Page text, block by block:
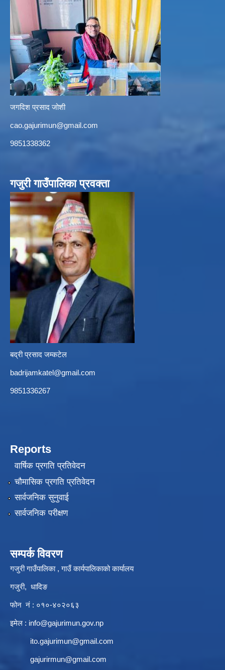
जगदिश प्रसाद जोशी
cao.gajurimun@gmail.com
9851338362
गजुरी गाउँपालिका प्रवक्ता
बद्री प्रसाद जम्कटेल
badrijamkatel@gmail.com
9851336267
Reports
वार्षिक प्रगति प्रतिवेदन
चौमासिक प्रगति प्रतिवेदन
सार्वजनिक सुनुवाई
सार्वजनिक परीक्षण
सम्पर्क विवरण
गजुरी गाउँपालिका , गाउँ कार्यपालिकाको कार्यालय
गजुरी, धादिङ
फोन नं : ०१०-४०२०६३
इमेल : info@gajurimun.gov.np
ito.gajurimun@gmail.com
gajurirmun@gmail.com